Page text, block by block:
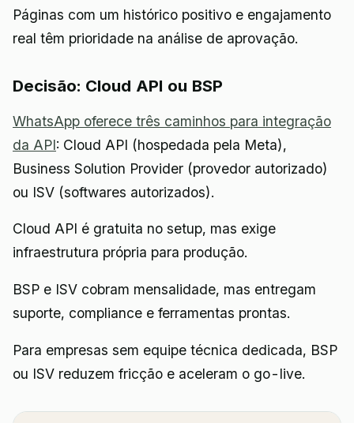
Páginas com um histórico positivo e engajamento
real têm prioridade na análise de aprovação.
Decisão: Cloud API ou BSP
WhatsApp oferece três caminhos para integração
da API: Cloud API (hospedada pela Meta),
Business Solution Provider (provedor autorizado)
ou ISV (softwares autorizados).
Cloud API é gratuita no setup, mas exige
infraestrutura própria para produção.
BSP e ISV cobram mensalidade, mas entregam
suporte, compliance e ferramentas prontas.
Para empresas sem equipe técnica dedicada, BSP
ou ISV reduzem fricção e aceleram o go-live.